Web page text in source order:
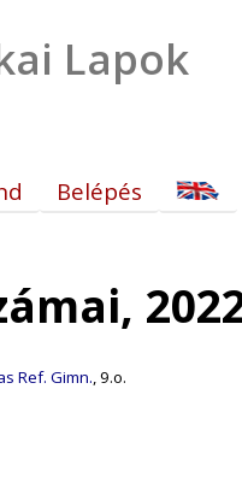
Lapok
Belépés
Ref. Gimn., 9.o.